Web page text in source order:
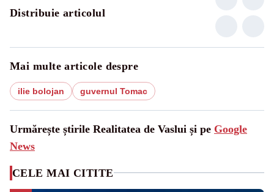
Distribuie articolul
Mai multe articole despre
ilie bolojan guvernul Tomac
Urmărește știrile Realitatea de Vaslui și pe Google
News
CELE MAI CITITE